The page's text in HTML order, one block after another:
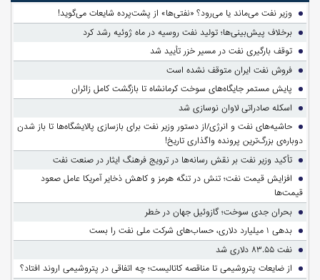
وزیر نفت می‌ماند یا می‌رود؟ «نفتی‌ها» از پشت‌پرده شایعات می‌گوید!
برخلاف پیش‌بینی‌ها؛ تولید نفت روسیه در ماه ژوئیه رشد کرد
توقف بارگیری نفت در مسیر خزر تأیید شد
فروش نفت ایران متوقف نشده است
پایش مستمر جایگاه‌های سوخت کرمانشاه تا بازگشت کامل زائران
اسکله صادراتی لاوان نوسازی شد
حاشیه‌های نفت و انرژی/از دستور وزیر نفت برای بازسازی پالایشگاه‌ها تا باز شدن
دوباره‌ی بزرگ‌ترین پرونده واگذاری تاریخ!
تأکید وزیر نفت بر نقش رسانه‌ها در ترویج فرهنگ ایثار در صنعت نفت
افزایش قیمت نفت؛ تنش در تنگه هرمز و کاهش ذخایر آمریکا عامل صعود
قیمت‌ها
بحران جدی سوخت؛ گازوئیل جهان در خطر
بدهی ۱ میلیارد دلاری، حساب‌های شرکت ملی نفت را بست
نفت ۸۳.۵۵ دلاری شد
از ضایعات پتروشیمی تا مناقصه کاتالیست؛ چه اتفاقی در پتروشیمی اروند افتاد؟